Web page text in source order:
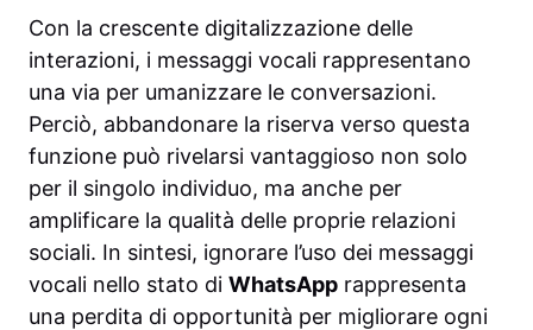
Con la crescente digitalizzazione delle
interazioni, i messaggi vocali rappresentano
una via per umanizzare le conversazioni.
Perciò, abbandonare la riserva verso questa
funzione può rivelarsi vantaggioso non solo
per il singolo individuo, ma anche per
amplificare la qualità delle proprie relazioni
sociali. In sintesi, ignorare l’uso dei messaggi
vocali nello stato di WhatsApp rappresenta
una perdita di opportunità per migliorare ogni